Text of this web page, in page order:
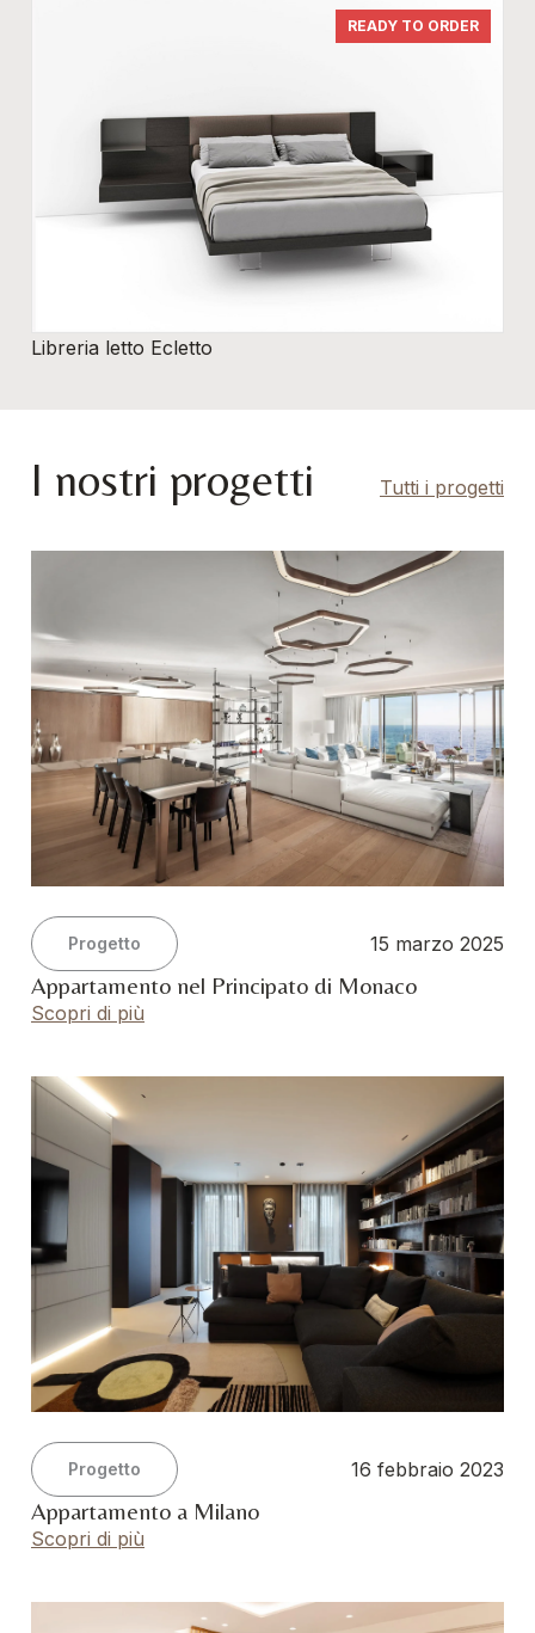
READY TO ORDER
Libreria letto Ecletto
I nostri progetti Tutti i progetti
Progetto 15 marzo 2025
Appartamento nel Principato di Monaco
Scopri di più
Progetto 16 febbraio 2023
Appartamento a Milano
Scopri di più